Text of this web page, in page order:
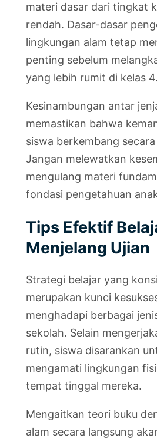
materi dasar dari tingkat
rendah. Dasar-dasar
lingkungan alam tetap
penting sebelum
yang lebih rumit di kelas 4.
Kesinambungan antar
memastikan bahwa
siswa berkembang
Jangan melewatkan
mengulang materi
fondasi pengetahuan
Tips Efektif
Menjelang Ujian
Strategi belajar yang
merupakan kunci
menghadapi berbagai
sekolah. Selain
rutin, siswa disarankan
mengamati lingkungan
tempat tinggal mereka.
Mengaitkan teori buku
alam secara langsung